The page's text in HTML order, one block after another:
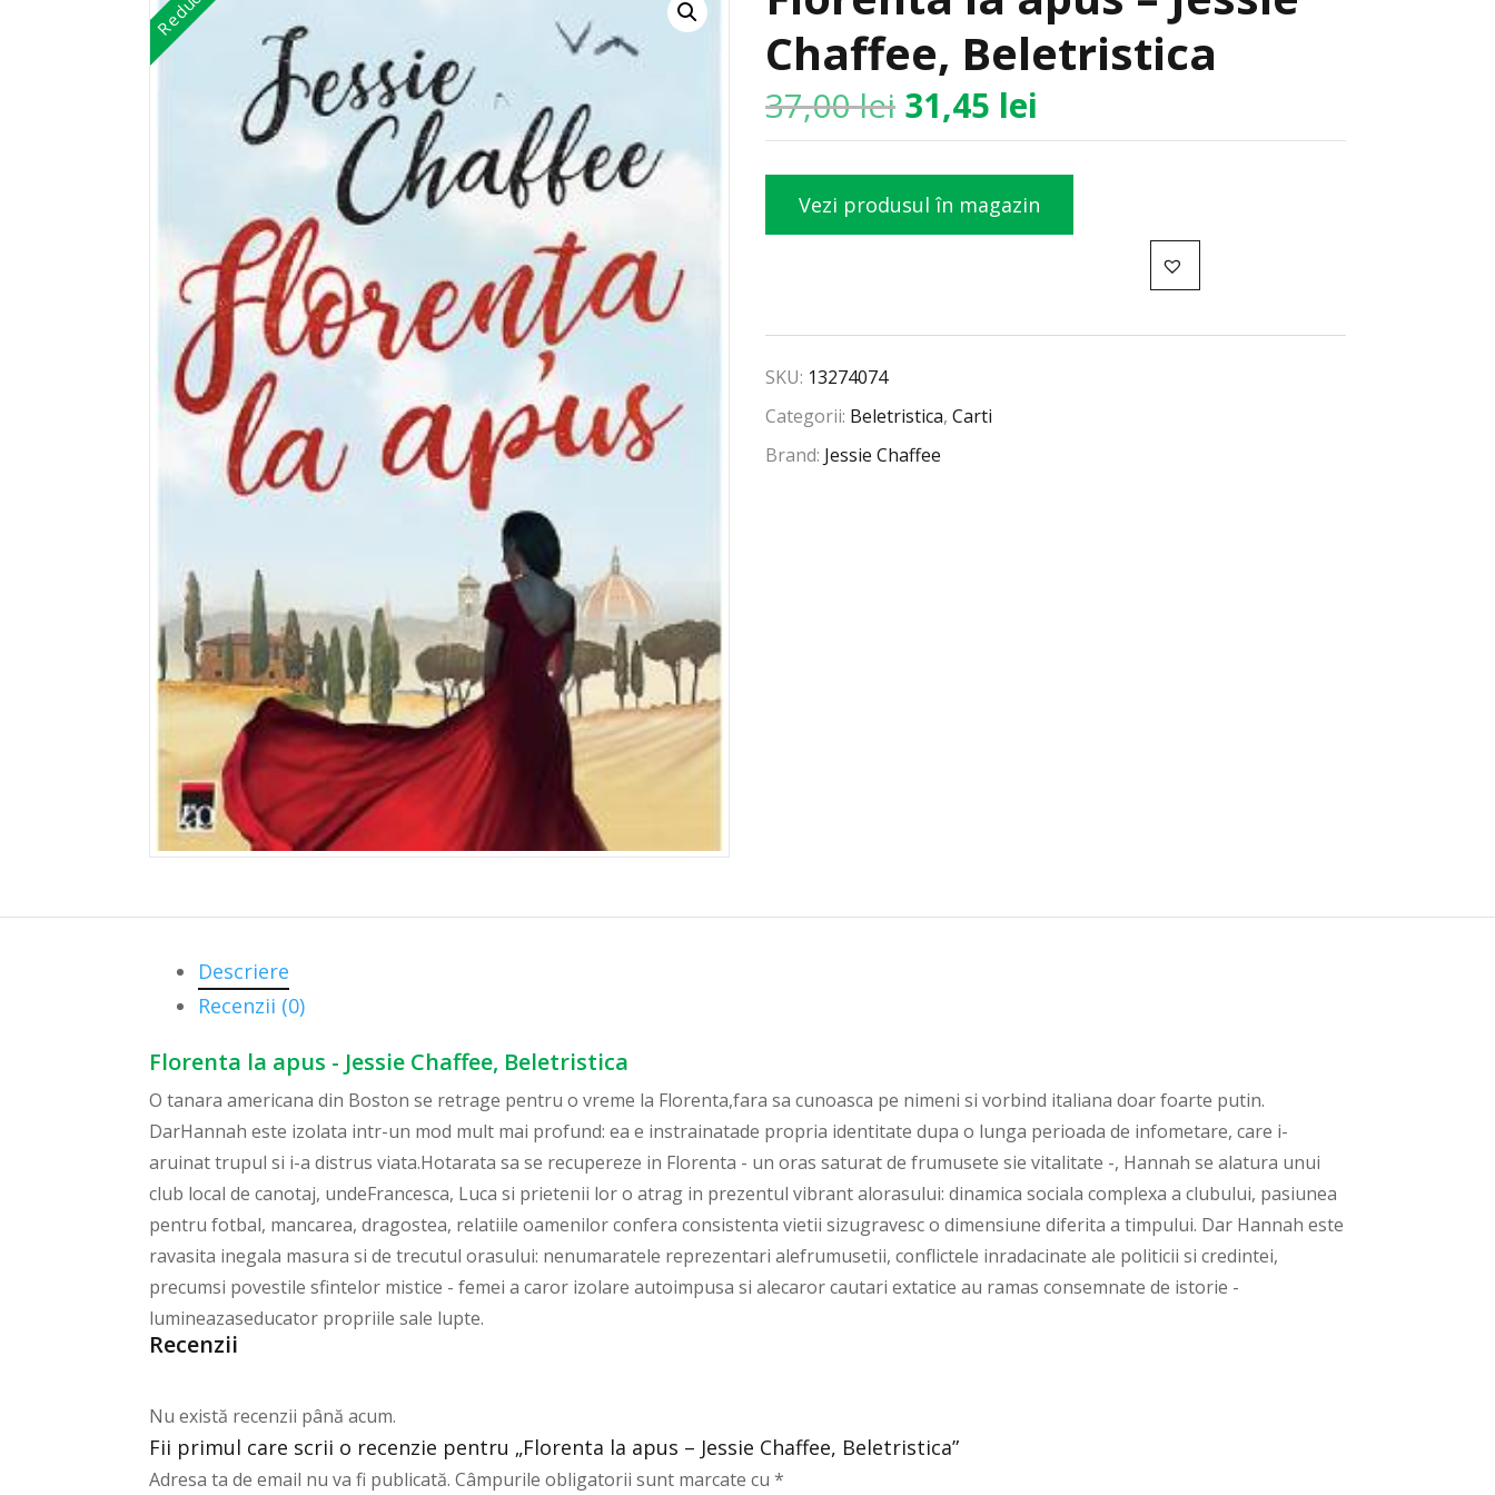
Chaffee, Beletristica
37,00lei 31,45 lei
Vezi produsul în magazin
SKU: 13274074
Categorii: Beletristica,Carti
Brand: Jessie Chaffee
Descriere
Recenzii (0)
Florenta la apus - Jessie Chaffee, Beletristica
O tanara americana din Boston se retrage pentru o vreme la Florenta,fara sa cunoasca pe nimeni si vorbind italiana doar foarte putin.
DarHannah este izolata intr-un mod mult mai profund: ea e instrainatade propria identitate dupa o lunga perioada de infometare, care i-
aruinat trupul si i-a distrus viata.Hotarata sa se recupereze in Florenta - un oras saturat de frumusete sie vitalitate -, Hannah se alatura unui
club local de canotaj, undeFrancesca, Luca si prietenii lor o atrag in prezentul vibrant alorasului: dinamica sociala complexa a clubului, pasiunea
pentru fotbal, mancarea, dragostea, relatiile oamenilor confera consistenta vietii sizugravesc o dimensiune diferita a timpului. Dar Hannah este
ravasita inegala masura si de trecutul orasului: nenumaratele reprezentari alefrumusetii, conflictele inradacinate ale politicii si credintei,
precumsi povestile sfintelor mistice - femei a caror izolare autoimpusa si alecaror cautari extatice au ramas consemnate de istorie -
lumineazaseducator propriile sale lupte.
Recenzii
Nu există recenzii până acum.
Fii primul care scrii o recenzie pentru „Florenta la apus – Jessie Chaffee, Beletristica”
Adresa ta de email nu va fi publicată. Câmpurile obligatorii sunt marcate cu*